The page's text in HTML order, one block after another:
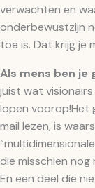
verwachten en
onderbewustzijn
toe is. Dat krijg je
Als mens ben je
juist wat
lopen voorop!Het
mail lezen, is
die misschien nog
En een deel die